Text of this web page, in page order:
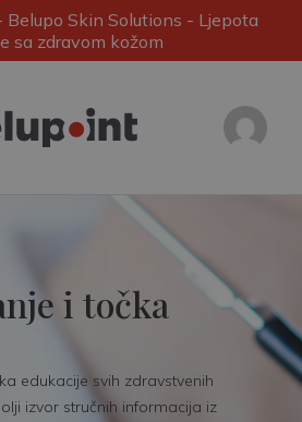
Belupo Skin Solutions - Ljepota
sa zdravom kožom
i točka
edukacije svih zdravstvenih
izvor stručnih informacija iz